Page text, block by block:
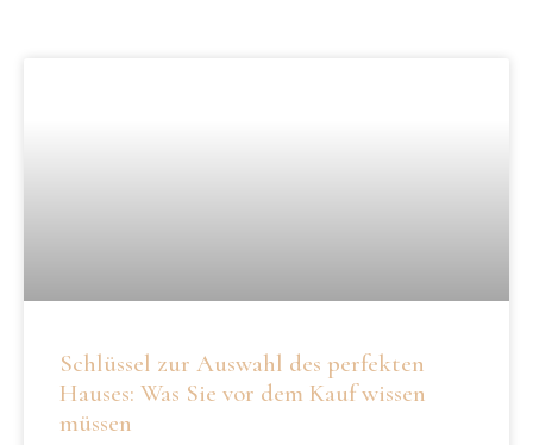
Schlüssel zur Auswahl des perfekten
Hauses: Was Sie vor dem Kauf wissen
müssen